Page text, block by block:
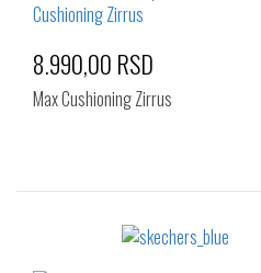
Izaberi željeni broj:
8.990,00 RSD
Max Cushioning Zirrus